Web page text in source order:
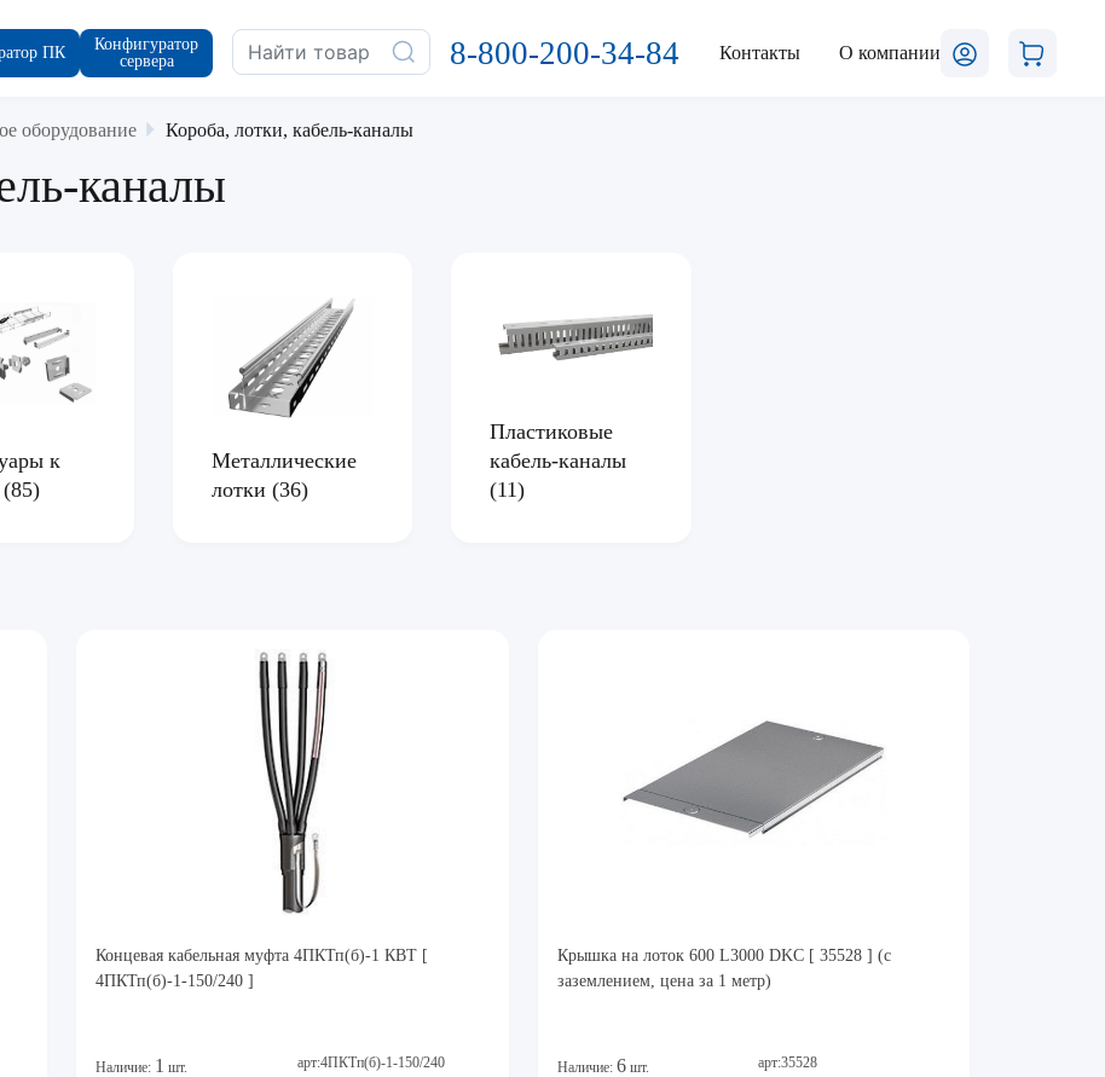
ПК
Конфигуратор
сервера
8-800-200-34-84 Контакты О компании
оборудование Короба, лотки, кабель-каналы
каналы
к
(85)
Металлические
лотки (36)
Пластиковые
кабель-каналы
(11)
Концевая кабельная муфта 4ПКТп(б)-1 КВТ [
4ПКТп(б)-1-150/240 ]
Наличие: 1 шт. арт:4ПКТп(б)-1-150/240
Крышка на лоток 600 L3000 DKC [ 35528 ] (с
заземлением, цена за 1 метр)
Наличие: 6шт. арт:35528